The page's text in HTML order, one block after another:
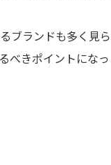
ブランドも多く見ら
べきポイントになっ